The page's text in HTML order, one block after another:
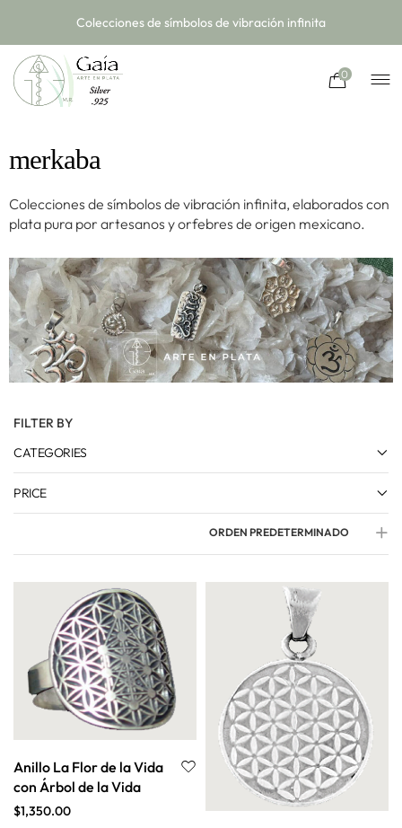
Colecciones de símbolos de vibración infinita
0
merkaba
Colecciones de símbolos de vibración infinita, elaborados con
plata pura por artesanos y orfebres de origen mexicano.
FILTER BY
CATEGORIES
PRICE
ORDEN PREDETERMINADO
Anillo La Flor de la Vida
con Árbol de la Vida
$1,350.00